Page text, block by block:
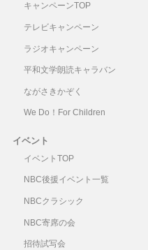
キャンペーンTOP
テレビキャンペーン
ラジオキャンペーン
平和文学朗読キャラバン
ながさきかぞく
We Do！For Children
イベント
イベントTOP
NBC後援イベント一覧
NBCクラシック
NBC寄席の会
招待試写会